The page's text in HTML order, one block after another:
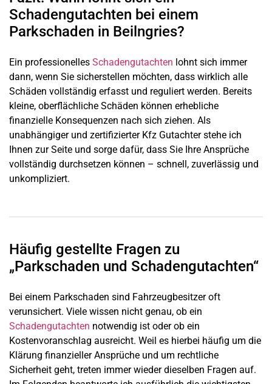
Schadengutachten bei einem
Parkschaden in Beilngries?
Ein professionelles Schadengutachten lohnt sich immer
dann, wenn Sie sicherstellen möchten, dass wirklich alle
Schäden vollständig erfasst und reguliert werden. Bereits
kleine, oberflächliche Schäden können erhebliche
finanzielle Konsequenzen nach sich ziehen. Als
unabhängiger und zertifizierter Kfz Gutachter stehe ich
Ihnen zur Seite und sorge dafür, dass Sie Ihre Ansprüche
vollständig durchsetzen können – schnell, zuverlässig und
unkompliziert.
Häufig gestellte Fragen zu
„Parkschaden und Schadengutachten“
Bei einem Parkschaden sind Fahrzeugbesitzer oft
verunsichert. Viele wissen nicht genau, ob ein
Schadengutachten notwendig ist oder ob ein
Kostenvoranschlag ausreicht. Weil es hierbei häufig um die
Klärung finanzieller Ansprüche und um rechtliche
Sicherheit geht, treten immer wieder dieselben Fragen auf.